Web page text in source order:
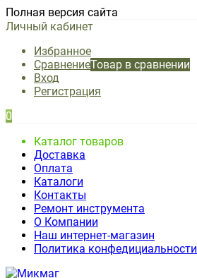
Полная версия сайта
Личный кабинет
Избранное
СравнениеТовар в сравнении
Вход
Регистрация
0
Каталог товаров
Доставка
Оплата
Каталоги
Контакты
Ремонт инструмента
О Компании
Наш интернет-магазин
Политика конфедициальности